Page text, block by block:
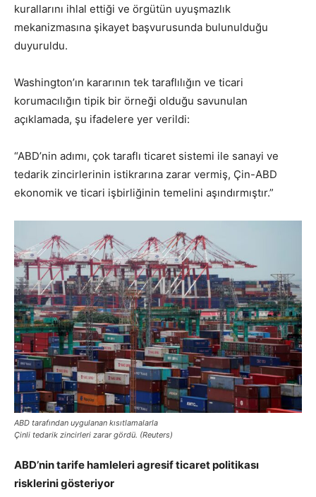
kurallarını ihlal ettiği ve örgütün uyuşmazlık
mekanizmasına şikayet başvurusunda bulunulduğu
duyuruldu.
Washington’ın kararının tek taraflılığın ve ticari
korumacılığın tipik bir örneği olduğu savunulan
açıklamada, şu ifadelere yer verildi:
“ABD’nin adımı, çok taraflı ticaret sistemi ile sanayi ve
tedarik zincirlerinin istikrarına zarar vermiş, Çin-ABD
ekonomik ve ticari işbirliğinin temelini aşındırmıştır.”
ABD tarafından uygulanan kısıtlamalarla
Çinli tedarik zincirleri zarar gördü. (Reuters)
ABD’nin tarife hamleleri agresif ticaret politikası
risklerini gösteriyor